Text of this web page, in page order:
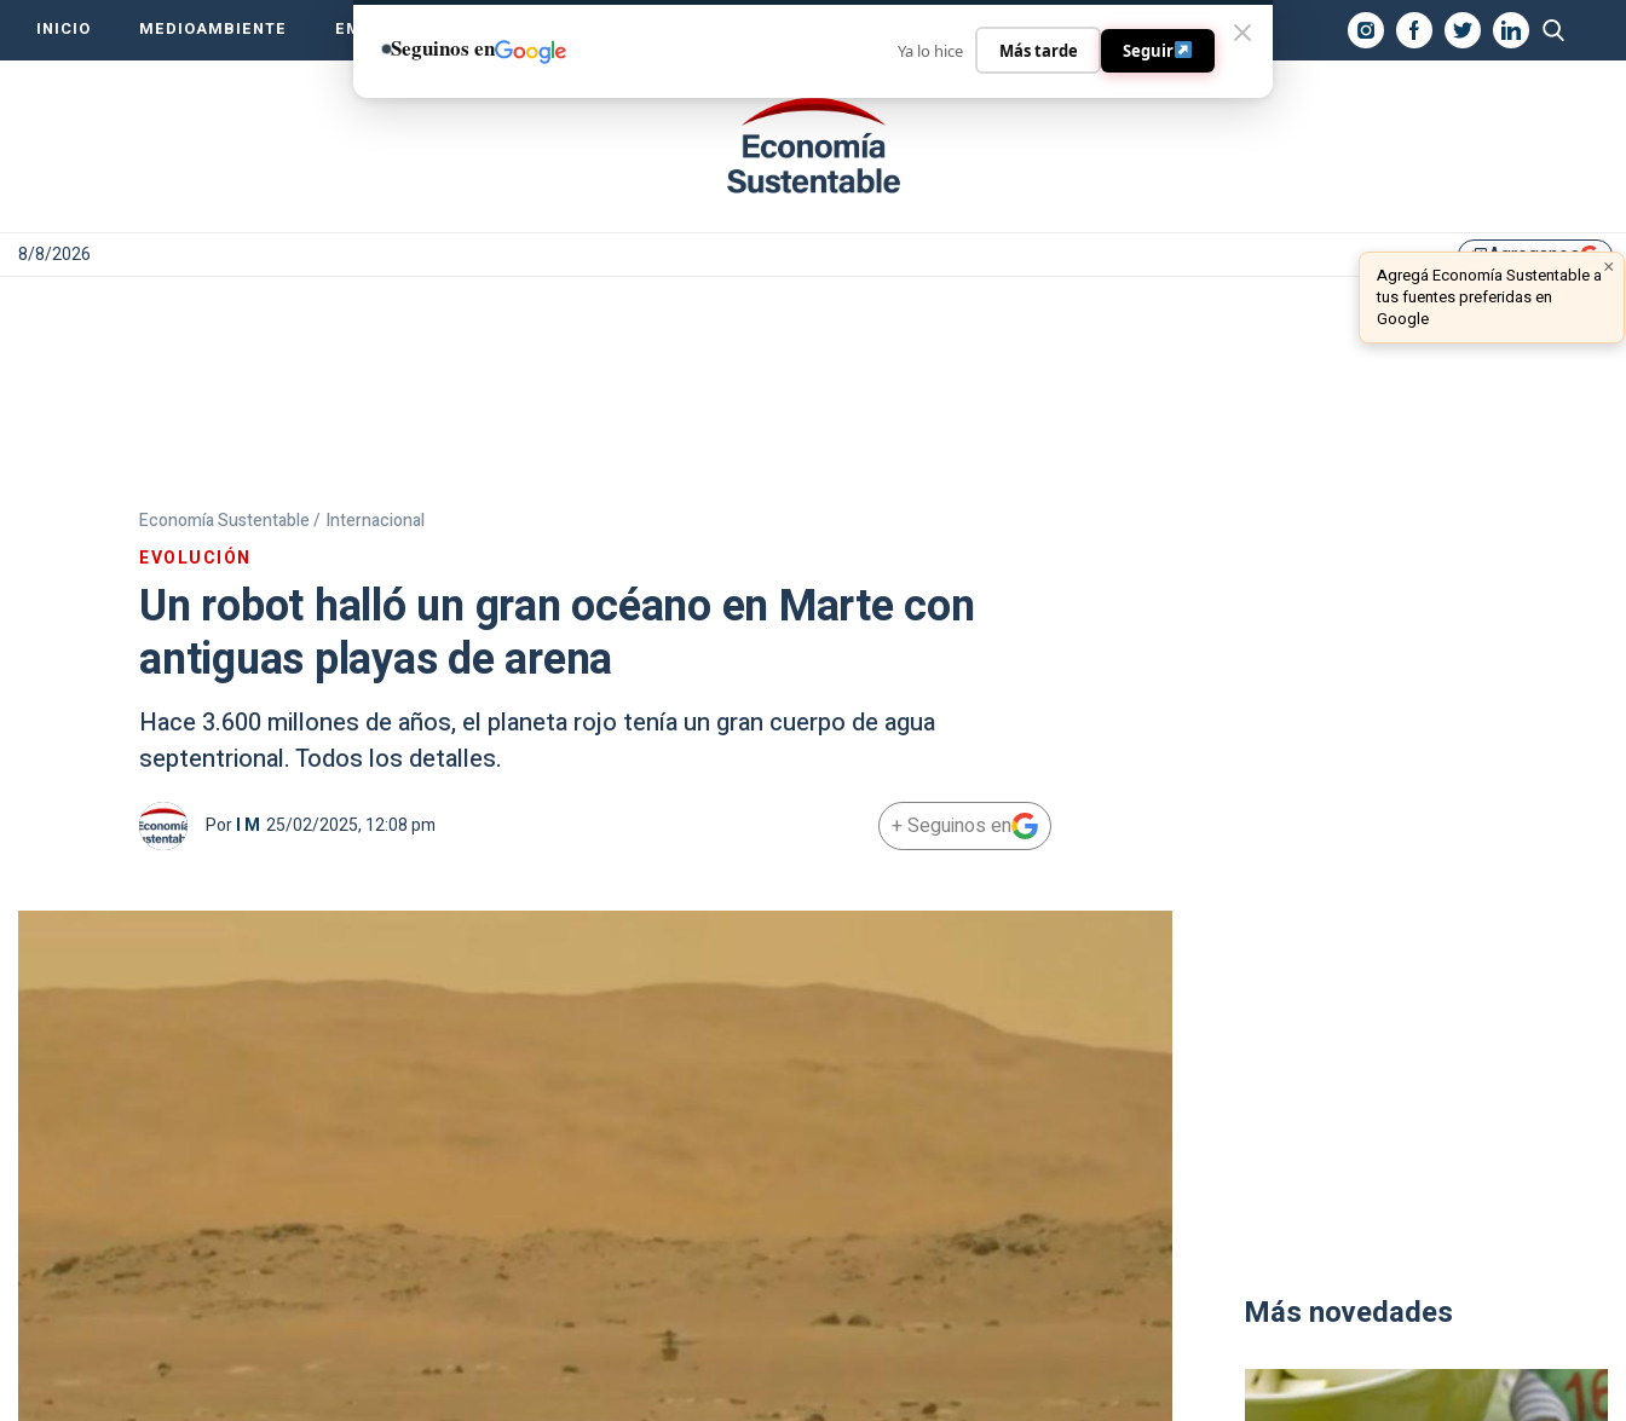
INICIO MEDIOAMBIENTE EMPRENDE VERDE CONTACTO
8/8/2026 library_addAgreganos ×
Agregá Economía Sustentable a
tus fuentes preferidas en
Google
Economía Sustentable / Internacional
EVOLUCIÓN
Un robot halló un gran océano en Marte con
antiguas playas de arena
Hace 3.600 millones de años, el planeta rojo tenía un gran cuerpo de agua
septentrional. Todos los detalles.
PorI M 25/02/2025, 12:08 pm + Seguinos en
Más novedades
Seguinos en Ya lo hice Más tarde Seguir